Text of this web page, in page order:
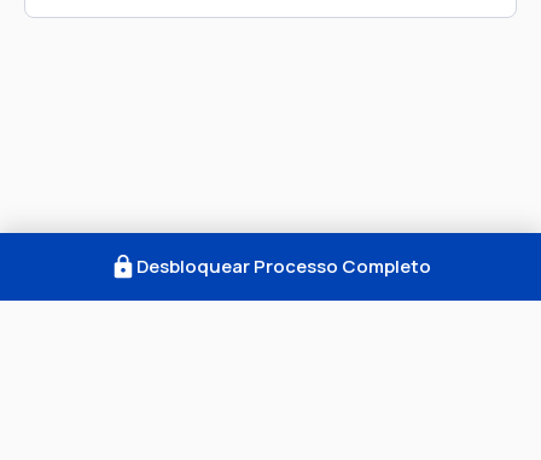
Desbloquear Processo Completo